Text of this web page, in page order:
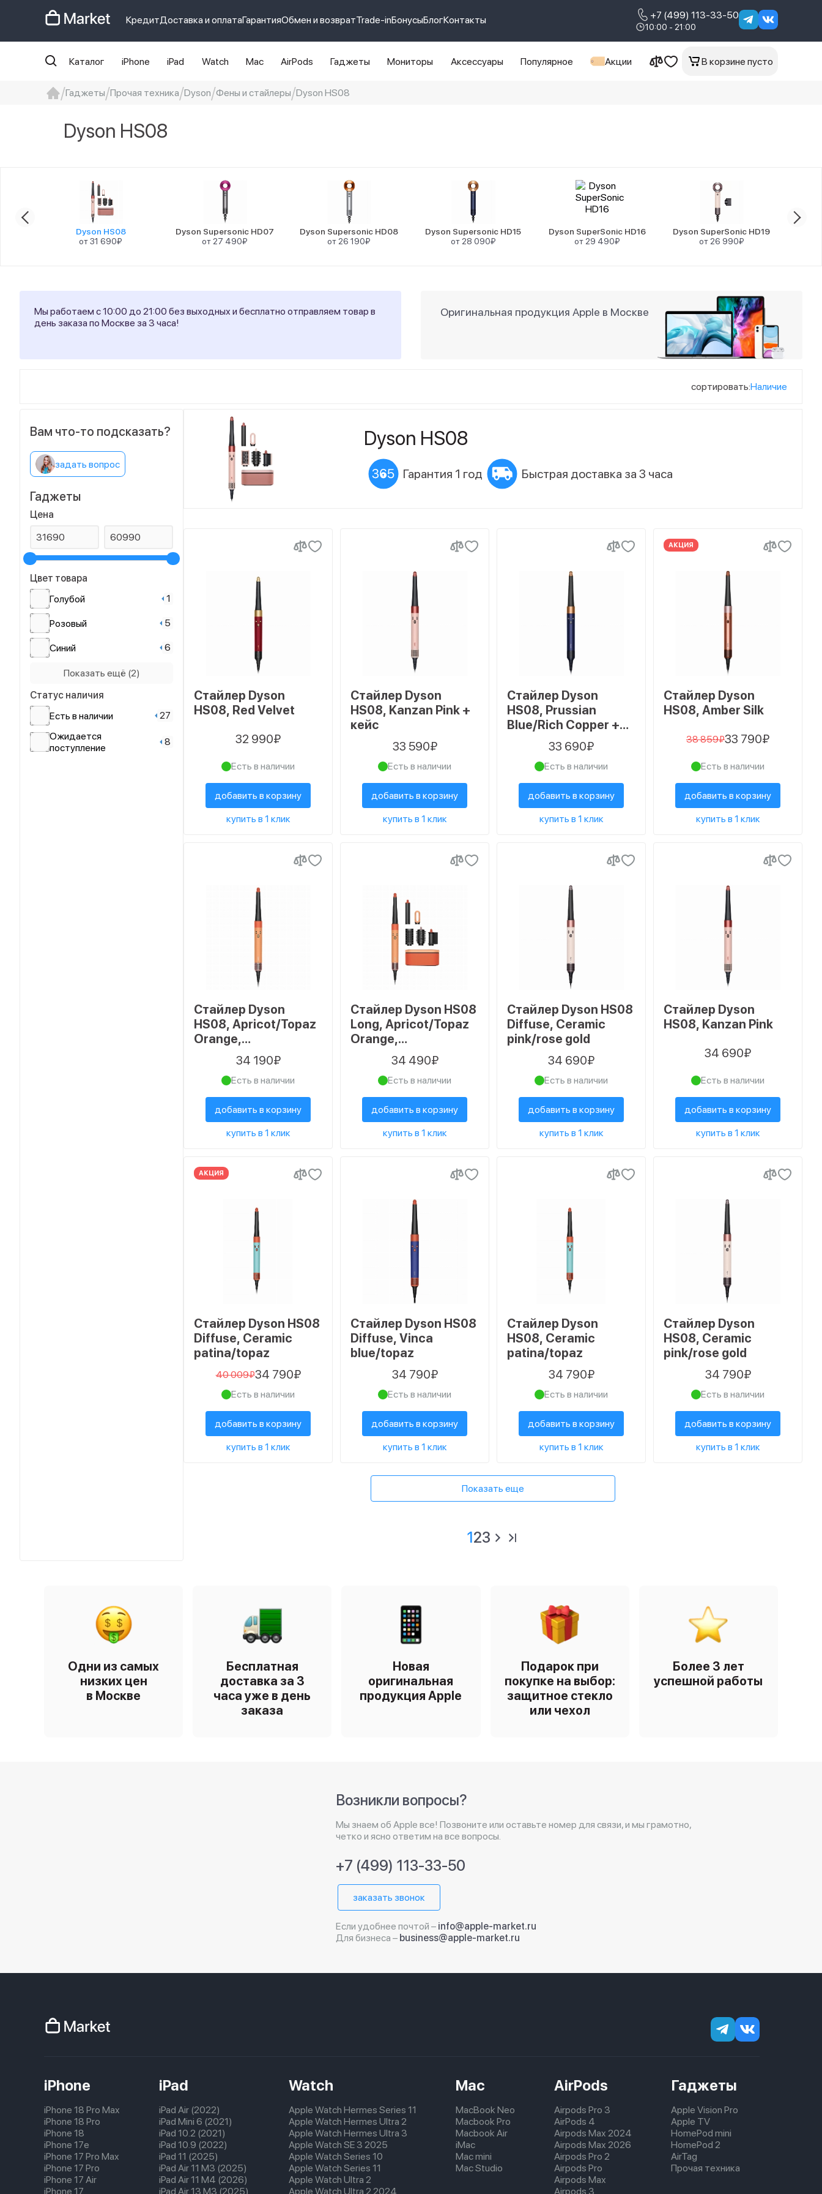
КредитДоставка и оплатаГарантияОбмен и возвратTrade-inБонусыБлогКонтакты +7 (499) 113-33-50
10:00 - 21:00
Каталог iPhone iPad Watch Mac AirPods Гаджеты Мониторы Аксессуары Популярное Акции В корзине пусто
Гаджеты Прочая техника Dyson Фены и стайлеры Dyson HS08
Dyson HS08
Dyson HS08
от 31 690₽
Dyson Supersonic HD07
от 27 490₽
Dyson Supersonic HD08
от 26 190₽
Dyson Supersonic HD15
от 28 090₽
Dyson SuperSonic HD16
от 29 490₽
Dyson SuperSonic HD19
от 26 990₽
Мы работаем с 10:00 до 21:00 без выходных и бесплатно отправляем товар в
день заказа по Москве за 3 часа!
Оригинальная продукция Apple в Москве
сортировать:Наличие
Вам что-то подсказать?
задать вопрос
Гаджеты
Цена
Цвет товара
Голубой
1
Розовый 5
Синий 6
Фиолетовый
Оранжевый
Показать ещё (2)
Статус наличия
Есть в наличии
27
Ожидается
поступление
8
Dyson HS08
Гарантия 1 год Быстрая доставка за 3 часа
Стайлер Dyson
HS08, Red Velvet
32 990₽
Есть в наличии
добавить в корзину
купить в 1 клик
Стайлер Dyson
HS08, Kanzan Pink +
кейс
33 590₽
Есть в наличии
добавить в корзину
купить в 1 клик
Стайлер Dyson
HS08, Prussian
Blue/Rich Copper +
33 690₽
Есть в наличии
добавить в корзину
купить в 1 клик
АКЦИЯ
Стайлер Dyson
HS08, Amber Silk
38 859₽33 790₽
Есть в наличии
добавить в корзину
купить в 1 клик
Стайлер Dyson
HS08, Apricot/Topaz
Orange,
Абрикосовая
керамика/
оранжевый топаз
34 190₽
Есть в наличии
добавить в корзину
купить в 1 клик
Стайлер Dyson HS08
Long, Apricot/Topaz
Orange,
Абрикосовая
керамика/
оранжевый топаз
34 490₽
Есть в наличии
добавить в корзину
купить в 1 клик
Стайлер Dyson HS08
Diffuse, Ceramic
pink/rose gold
34 690₽
Есть в наличии
добавить в корзину
купить в 1 клик
Стайлер Dyson
HS08, Kanzan Pink
34 690₽
Есть в наличии
добавить в корзину
купить в 1 клик
АКЦИЯ
Стайлер Dyson HS08
Diffuse, Ceramic
patina/topaz
40 009₽34 790₽
Есть в наличии
добавить в корзину
купить в 1 клик
Стайлер Dyson HS08
Diffuse, Vinca
blue/topaz
34 790₽
Есть в наличии
добавить в корзину
купить в 1 клик
Стайлер Dyson
HS08, Ceramic
patina/topaz
34 790₽
Есть в наличии
добавить в корзину
купить в 1 клик
Стайлер Dyson
HS08, Ceramic
pink/rose gold
34 790₽
Есть в наличии
добавить в корзину
купить в 1 клик
Показать еще
123
Одни из самых
низких цен
в Москве
Бесплатная
доставка за 3
часа уже в день
заказа
Новая
оригинальная
продукция Apple
Подарок при
покупке на выбор:
защитное стекло
или чехол
Более 3 лет
успешной работы
Возникли вопросы?
Мы знаем об Apple все! Позвоните или оставьте номер для связи, и мы грамотно,
четко и ясно ответим на все вопросы.
+7 (499) 113-33-50
заказать звонок
Если удобнее почтой – info@apple-market.ru
Для бизнеса – business@apple-market.ru
iPhone
iPhone 18 Pro Max
iPhone 18 Pro
iPhone 18
iPhone 17e
iPhone 17 Pro Max
iPhone 17 Pro
iPhone 17 Air
iPhone 17
iPad
iPad Air (2022)
iPad Mini 6 (2021)
iPad 10.2 (2021)
iPad 10.9 (2022)
iPad 11 (2025)
iPad Air 11 M3 (2025)
iPad Air 11 M4 (2026)
iPad Air 13 M3 (2025)
Watch
Apple Watch Hermes Series 11
Apple Watch Hermes Ultra 2
Apple Watch Hermes Ultra 3
Apple Watch SE 3 2025
Apple Watch Series 10
Apple Watch Series 11
Apple Watch Ultra 2
Apple Watch Ultra 2 2024
Mac
MacBook Neo
Macbook Pro
Macbook Air
iMac
Mac mini
Mac Studio
AirPods
Airpods Pro 3
AirPods 4
Airpods Max 2024
Airpods Max 2026
Airpods Pro 2
Airpods Pro
Airpods Max
Airpods 3
Гаджеты
Apple Vision Pro
Apple TV
HomePod mini
HomePod 2
AirTag
Прочая техника